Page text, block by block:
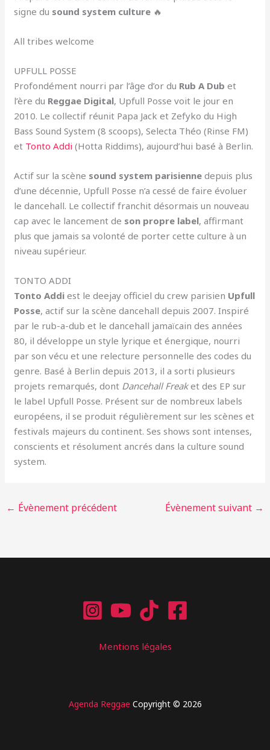
signe du sound system culture 🔥
All tribes welcome
UPFULL POSSE
Profondément nourri par l’âge d’or du Rub A Dub et
l’ère du Reggae Digital, Upfull Posse voit le jour en
2010. Le collectif réunit Papa Jack et Zefyko du High
Bass Sound System (8 scoops), Selecta Théo (Rinse FM)
et Tonto Addi (Hotta Riddims), aujourd’hui basé à Berlin.
Actif sur la scène sound system parisienne depuis plus
d’une décennie, Upfull Posse n’a cessé de faire évoluer
le dancehall. Le collectif franchit désormais un nouveau
cap avec le lancement de son propre label, affirmant
plus que jamais sa volonté de porter cette culture à un
niveau supérieur.
TONTO ADDI
Tonto Addi est le deejay officiel du crew parisien Upfull
Posse, actif sur la scène dancehall depuis 2007. Inspiré
par le rub-a-dub et le dancehall jamaïcain des années
80, il développe un style lyrique et énergique, nourri
par son vécu et une relecture personnelle des codes du
genre. Basé à Berlin depuis 2013, il a sorti plusieurs
projets remarqués, dont Dancehall Freaket des EP sur
le label Upfull Posse. Présent sur de nombreux labels
européens, il se produit régulièrement sur les scènes et
festivals majeurs du continent. Ses shows sont intenses,
conscients et résolument ancrés dans la culture sound
system.
← Évènement précédent Évènement suivant →
Mentions légales
Agenda Reggae Copyright © 2026